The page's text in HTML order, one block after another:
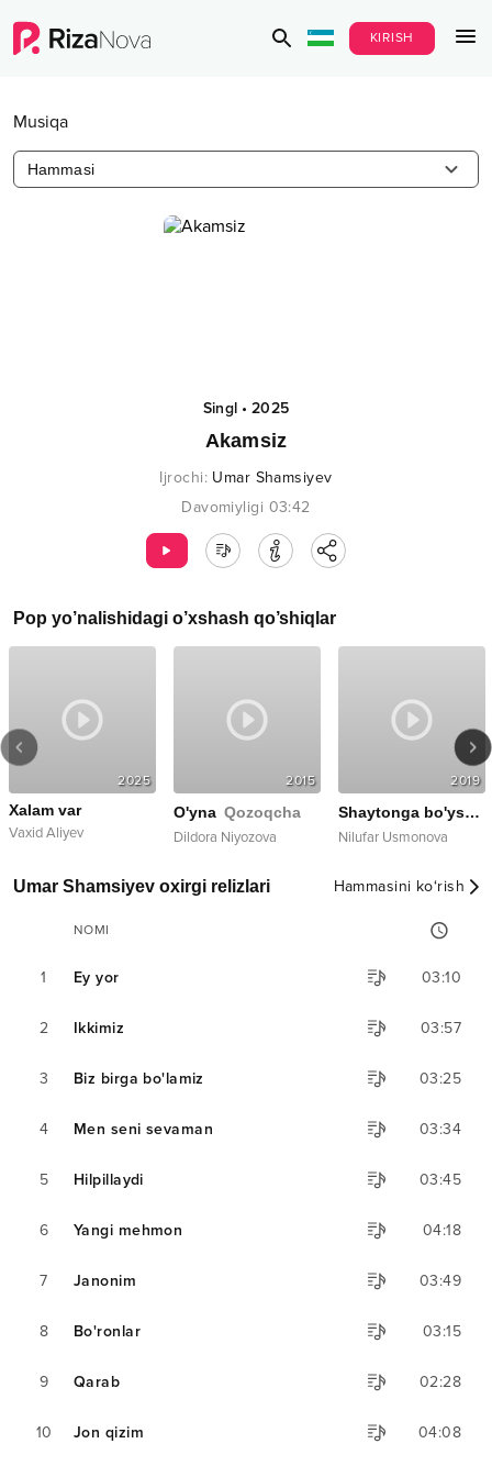
KIRISH
Musiqa
Hammasi
Singl•2025
Akamsiz
Ijrochi: Umar Shamsiyev
Davomiyligi 03:42
Pop yo’nalishidagi o’xshash qo’shiqlar
New version
2025
Xalam var
Vaxid Aliyev
2015
O'yna Qozoqcha
Dildora Niyozova
2019
Shaytonga bo'ysungan yuraklar
Nilufar Usmonova
Umar Shamsiyev oxirgi relizlari Hammasini ko‘rish
NOMI
1 Ey yor 03:10
2 Ikkimiz 03:57
3 Biz birga bo'lamiz 03:25
4 Men seni sevaman 03:34
5 Hilpillaydi 03:45
6 Yangi mehmon 04:18
7 Janonim 03:49
8 Bo'ronlar 03:15
9 Qarab 02:28
10 Jon qizim 04:08